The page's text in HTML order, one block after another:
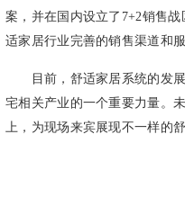
案，并在国内设立了7+2销售
适家居行业完善的销售渠道和
目前，舒适家居系统的发展
宅相关产业的一个重要力量。
上，为现场来宾展现不一样的